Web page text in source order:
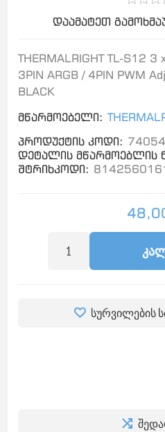
დაამატეთ
THERMALRIGHT TL-S12 3
3PIN ARGB / 4PIN PWM
BLACK
მწარმოებელი:
პროდუქტის კოდი: 74054
დეტალის მწარმოებლის
შტრიხკოდი:
სურვილების